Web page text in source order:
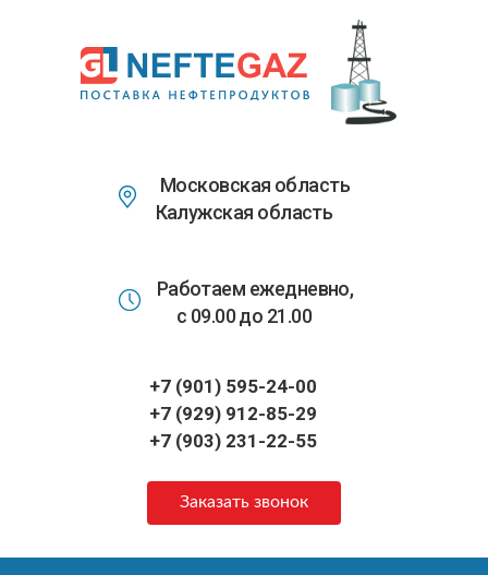
основному
содержанию
Московская область
Калужская область
Работаем ежедневно,
с 09.00 до 21.00
+7 (901) 595-24-00
+7 (929) 912-85-29
+7 (903) 231-22-55
Заказать звонок